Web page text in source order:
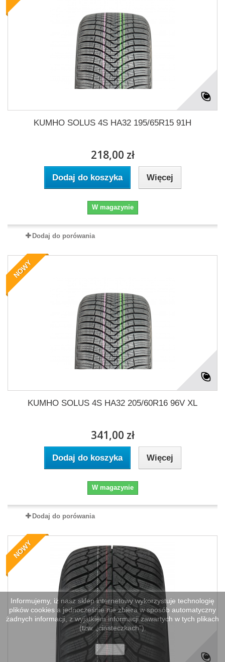
KUMHO SOLUS 4S HA32 195/65R15 91H
218,00 zł
Dodaj do koszyka Więcej
W magazynie
Dodaj do porówania
NOWY
KUMHO SOLUS 4S HA32 205/60R16 96V XL
341,00 zł
Dodaj do koszyka Więcej
W magazynie
Dodaj do porówania
NOWY
Informujemy, iż nasz sklep internetowy wykorzystuje technologię
plików cookies a jednocześnie nie zbiera w sposób automatyczny
żadnych informacji, z wyjątkiem informacji zawartych w tych plikach
(tzw. „ciasteczkach”).
zamknij